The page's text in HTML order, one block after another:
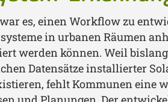
es, einen Workflow zu
in urbanen Räumen
werden können. Weil
Datensätze installierter
fehlt Kommunen eine